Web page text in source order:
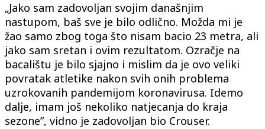
„Jako sam zadovoljan svojim današnjim
nastupom, baš sve je bilo odlično. Možda mi je
žao samo zbog toga što nisam bacio 23 metra, ali
jako sam sretan i ovim rezultatom. Ozračje na
bacalištu je bilo sjajno i mislim da je ovo veliki
povratak atletike nakon svih onih problema
uzrokovanih pandemijom koronavirusa. Idemo
dalje, imam još nekoliko natjecanja do kraja
sezone”, vidno je zadovoljan bio Crouser.